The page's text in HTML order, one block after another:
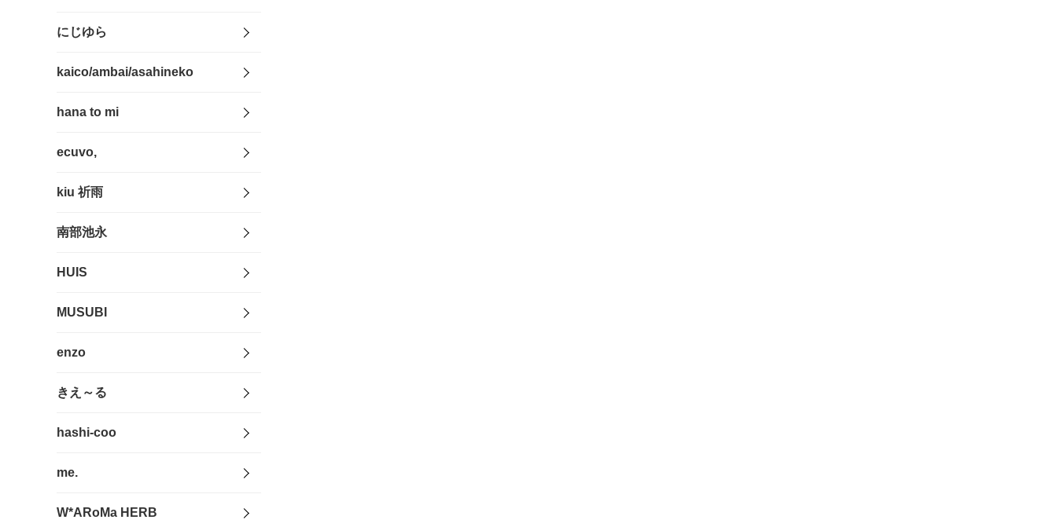
にじゆら
kaico/ambai/asahineko
hana to mi
ecuvo,
kiu 祈雨
南部池永
HUIS
MUSUBI
enzo
きえ～る
hashi-coo
me.
W*ARoMa HERB